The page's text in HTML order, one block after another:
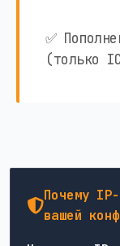
✅
(только
Почему
вашей